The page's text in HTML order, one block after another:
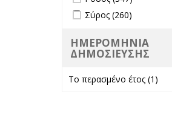
Apply Σύρος filter
Σύρος (260)
ΗΜΕΡΟΜΗΝΙΑ
ΔΗΜΟΣΙΕΥΣΗΣ
Το περασμένο έτος (1)